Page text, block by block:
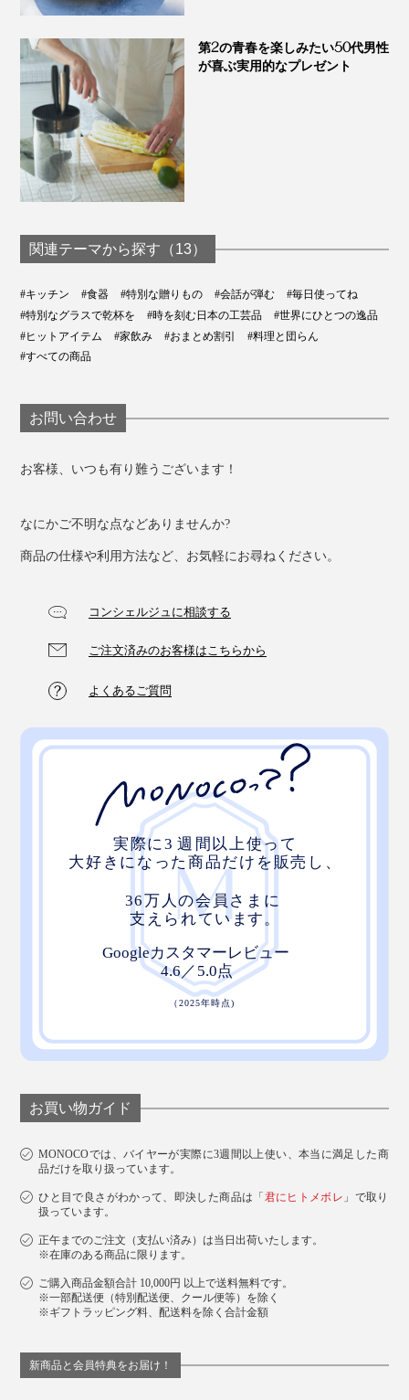
第2の青春を楽しみたい50代男性
が喜ぶ実用的なプレゼント
関連テーマから探す（13）
#キッチン #食器 #特別な贈りもの #会話が弾む
#毎日使ってね
#特別なグラスで乾杯を
#時を刻む日本の工芸品
#世界にひとつの逸品
#ヒットアイテム
#家飲み #おまとめ割引
#料理と団らん
#すべての商品
お問い合わせ
お客様、いつも有り難うございます！
なにかご不明な点などありませんか?
商品の仕様や利用方法など、お気軽にお尋ねください。
コンシェルジュに相談する
ご注文済みのお客様はこちらから
よくあるご質問
お買い物ガイド
MONOCOでは、バイヤーが実際に3週間以上使い、本当に満足した商
品だけを取り扱っています。
ひと目で良さがわかって、即決した商品は「 君にヒトメボレ 」で取り
扱っています。
正午までのご注文（支払い済み）は当日出荷いたします。
※在庫のある商品に限ります。
ご購入商品金額合計 10,000円 以上で送料無料です。
※一部配送便（特別配送便、クール便等）を除く
※ギフトラッピング料、配送料を除く合計金額
新商品と会員特典をお届け！